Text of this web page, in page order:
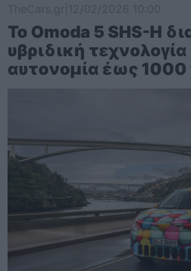
Το Omoda 5 SHS-H
υβριδική τεχνολογία
αυτονομία έως 1000